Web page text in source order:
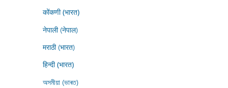
कोंकणी (भारत)
नेपाली (नेपाल)
मराठी (भारत)
हिन्दी (भारत)
অসমীয়া (ভাৰত)